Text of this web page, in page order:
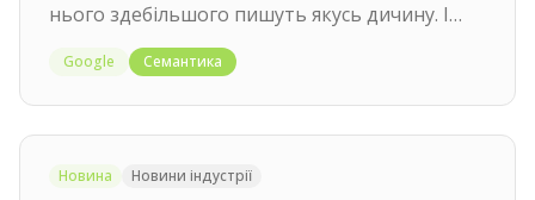
нього здебільшого пишуть якусь дичину. І
хоча нічого корисного для вас в ньому…
Google Семантика
Новина Новини індустрії